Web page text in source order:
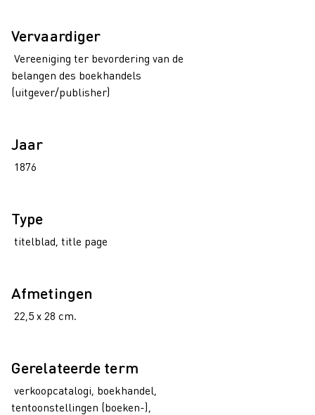
Vervaardiger
Vereeniging ter bevordering van de
belangen des boekhandels
(uitgever/publisher)
Jaar
1876
Type
titelblad, title page
Afmetingen
22,5 x 28 cm.
Gerelateerde term
verkoopcatalogi, boekhandel,
tentoonstellingen (boeken-),